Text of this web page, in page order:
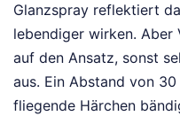
Glanzspray reflektiert
lebendiger wirken. Aber
auf den Ansatz, sonst
aus. Ein Abstand von
fliegende Härchen